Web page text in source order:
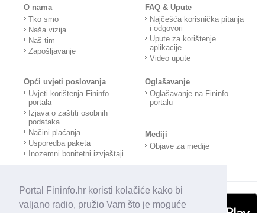
Portal Fininfo.hr koristi kolačiće kako bi
valjano radio, pružio Vam što je moguće
O nama
Tko smo
Naša vizija
Naš tim
Zapošljavanje
FAQ & Upute
Najčešća korisnička pitanja
i odgovori
Upute za korištenje
aplikacije
Video upute
Opći uvjeti poslovanja
Uvjeti korištenja Fininfo
portala
Izjava o zaštiti osobnih
podataka
Načini plaćanja
Usporedba paketa
Inozemni bonitetni izvještaji
Oglašavanje
Oglašavanje na Fininfo
portalu
Mediji
Objave za medije